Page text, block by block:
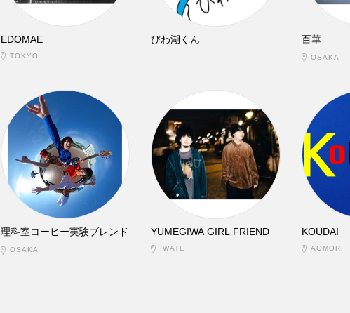
EDOMAE
TOKYO
びわ湖くん 百華
OSAKA
理科室コーヒー実験ブレンド
OSAKA
YUMEGIWA GIRL FRIEND
IWATE
KOUDAI
AOMORI